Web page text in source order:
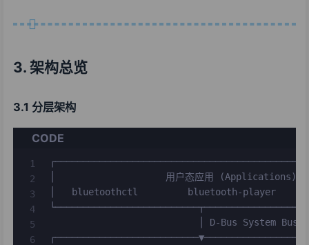
3. 架构总览
3.1 分层架构
CODE
│                    用户态应用
│   bluetoothctl         bluetooth-player
│ D-Bus System Bus